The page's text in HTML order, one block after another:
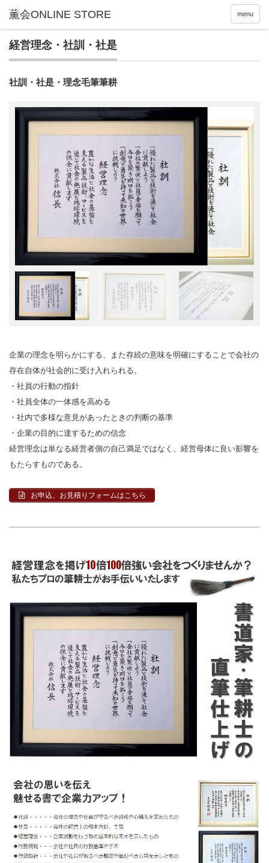
menu
経営理念・社訓・社是
社訓・社是・理念毛筆筆耕
企業の理念を明らかにする、また存続の意味を明確にすることで会社の
存在自体が社会的に受け入れられる。
・社員の行動の指針
・社員全体の一体感を高める
・社内で多様な意見があったときの判断の基準
・企業の目的に達するための信念
経営理念は単なる経営者側の自己満足ではなく、経営母体に良い影響を
もたらすものである。
お申込、お見積りフォームはこちら